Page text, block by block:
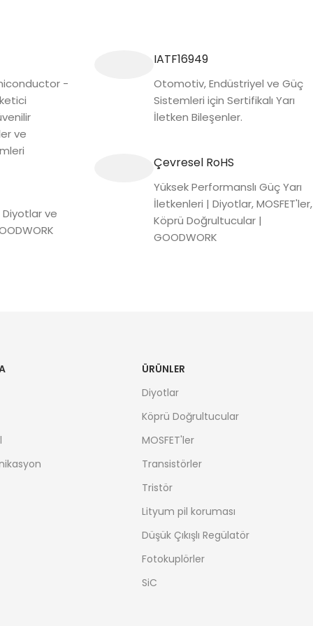
-
ve
Diyotlar ve
IATF16949
Otomotiv, Endüstriyel ve Güç
Sistemleri için Sertifikalı Yarı
İletken Bileşenler.
Çevresel RoHS
Yüksek Performanslı Güç Yarı
İletkenleri | Diyotlar, MOSFET'ler,
Köprü Doğrultucular |
GOODWORK
ÜRÜNLER
Diyotlar
Köprü Doğrultucular
MOSFET'ler
Transistörler
Tristör
Lityum pil koruması
Düşük Çıkışlı Regülatör
Fotokuplörler
SiC